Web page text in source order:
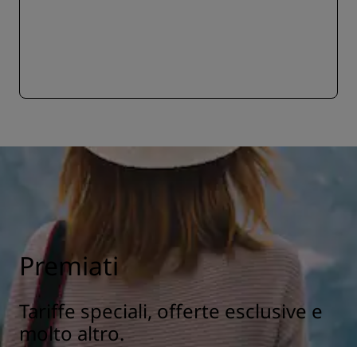
Premiati
Tariffe speciali, offerte esclusive e
molto altro.